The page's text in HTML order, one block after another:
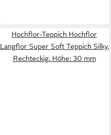
Hochflor-Teppich Hochflor
Langflor Super Soft Teppich Silky,
Rechteckig, Höhe: 30 mm